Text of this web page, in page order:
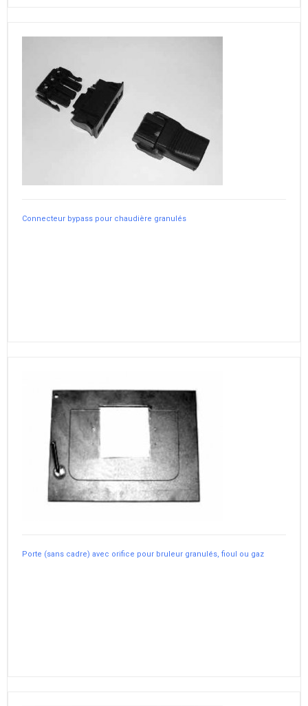
Connecteur bypass pour chaudière granulés
Porte (sans cadre) avec orifice pour bruleur granulés, fioul ou gaz